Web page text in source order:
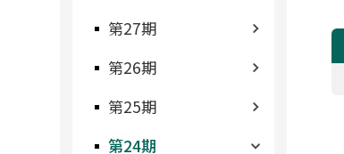
第27期
第26期
第25期
第24期